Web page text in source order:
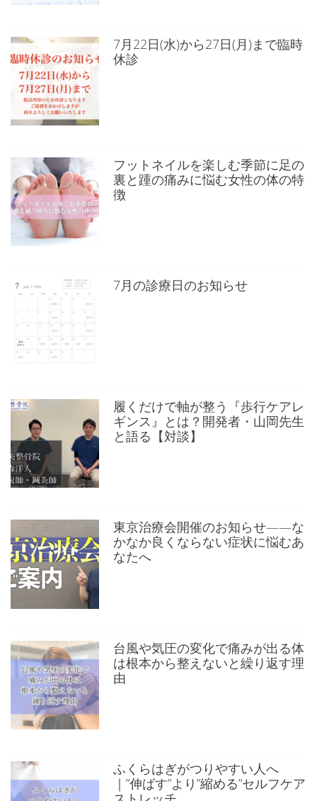
7月22日(水)から27日(月)まで臨時
休診
フットネイルを楽しむ季節に足の
裏と踵の痛みに悩む女性の体の特
徴
7月の診療日のお知らせ
履くだけで軸が整う『歩行ケアレ
ギンス』とは？開発者・山岡先生
と語る【対談】
東京治療会開催のお知らせ——な
かなか良くならない症状に悩むあ
なたへ
台風や気圧の変化で痛みが出る体
は根本から整えないと繰り返す理
由
ふくらはぎがつりやすい人へ
｜”伸ばす”より”縮める”セルフケア